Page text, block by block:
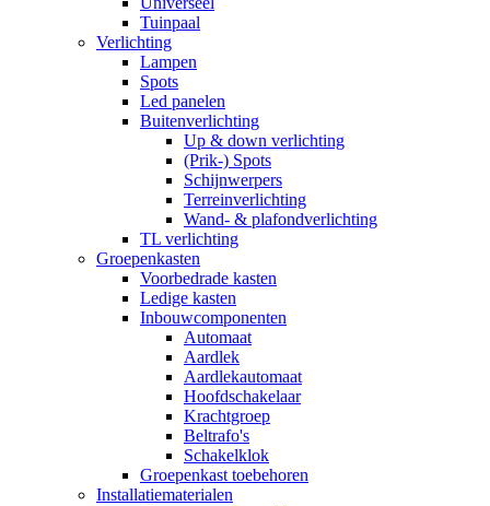
Tuinpaal
Verlichting
Lampen
Spots
Led panelen
Buitenverlichting
Up & down verlichting
(Prik-) Spots
Schijnwerpers
Terreinverlichting
Wand- & plafondverlichting
TL verlichting
Groepenkasten
Voorbedrade kasten
Ledige kasten
Inbouwcomponenten
Automaat
Aardlek
Aardlekautomaat
Hoofdschakelaar
Krachtgroep
Beltrafo's
Schakelklok
Groepenkast toebehoren
Installatiematerialen